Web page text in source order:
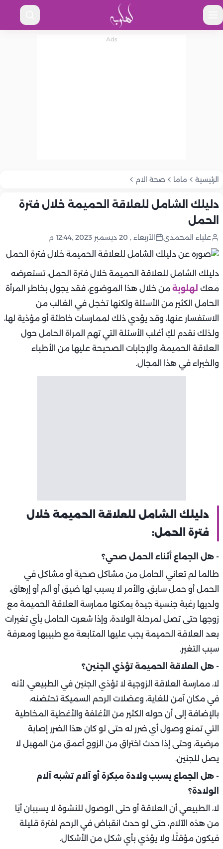
الرئيسية ماما صحة الام
دليلك الشامل للعلاقة الحميمة خلال فترة
الحمل
علياء المحمدى الأربعاء , 20 ديسمبر 2023 ,12:44 م
دليلك الشامل للعلاقة الحميمة خلال فترة الحمل، تستعرضه
معك لهلوبة من خلال هذا الموضوع، فقد يجول بخاطر المرأة
الحامل الكثير من الأسئلة ولكنها تخجل في الغالب من
الاستفسار عنها، وقد يؤدي ذلك لممارسات خاطئة أو مؤذية لها،
ولذلك نقدم لكِ أغلب الأسئلة التي تهم المراة الحامل حول
العلاقة الحميمة، والإجابات الصحيحة عليها من الأطباء
والخبراء في هذا المجال.
دليلك الشامل للعلاقة الحميمة خلال
فترة الحمل:
- هل الجماع أثناء الحمل صحي؟
طالما لم تعاني الحامل من مشاكل صحية أو مشاكل في
الحمل أو حمل سابق، والأمر لا يسبب لها ضيق أو ألم أو إرهاق،
ولديها رغبة جنسية جيدة يمكنها ممارسة العلاقة الحميمة مع
زوجها حتى تصل لمرحلة الولادة، وإذا شعرت الحامل بأي تغيرات
بعد العلاقة الحميمة يجب عليها المتابعة مع طبيبها ومعرفة
سبب التغير.
- هل العلاقة الحميمة تؤذي الجنين؟
لا، ممارسة العلاقة الزوجية لا تؤذي الجنين في الطبيعي، لأنه
في مكان آمن للغاية، وعضلات الرحم السميكة تحتضنه،
بالإضافة إلى أن حوله الكثير من الأغلفة والأغطية المخاطية
التي تمنع وصول أي ضرر له حتى لو كان هذا الضرر إصابة
مرضية، وحتى إذا حدث اختراق من الزوج أعمق من المهبل لا
يصل للجنين.
- هل الجماع يسبب ولادة مبكرة أو آلام تشبه آلام
الولادة؟
لا، الطبيعي أن العلاقة أو حتى الوصول للنشوة لا يسببان أيًا
من هذه الآلام، حتى لو حدث انقباض في الرحم لفترة قليلة
فيكون مؤقتًا، ولا يؤذي بأي شكل من الأشكال.